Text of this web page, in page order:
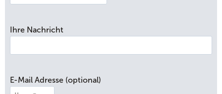
u
d
a
h
n
Ihre Nachricht
E-Mail Adresse (optional)